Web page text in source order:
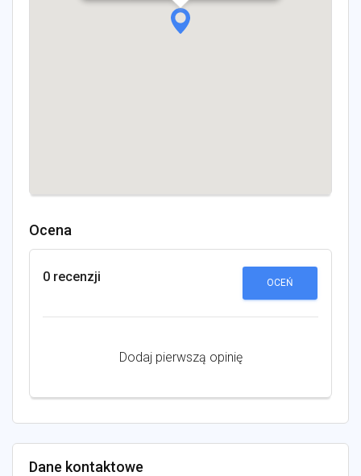
Ocena
0 recenzji OCEŃ
Dodaj pierwszą opinię
Dane kontaktowe